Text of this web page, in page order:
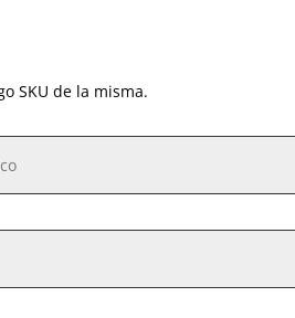
SKU de la misma.